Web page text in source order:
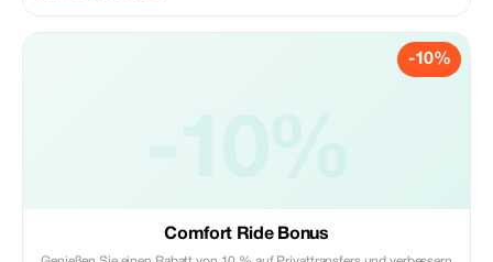
-10%
Comfort Ride Bonus